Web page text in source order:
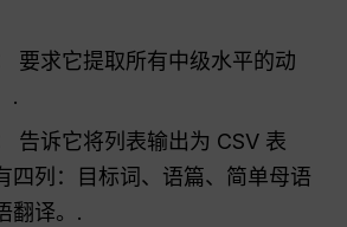
要求它提取所有中级水平的动
.
告诉它将列表输出为 CSV 表
四列：目标词、语篇、简单母语
翻译。.